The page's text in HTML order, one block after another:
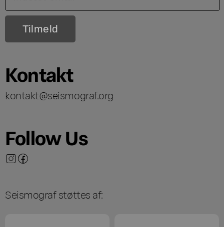
Kontakt
kontakt@seismograf.org
Follow Us
Seismograf støttes af: